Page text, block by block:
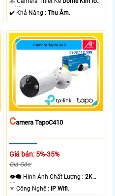
+ Nhựa.
️✔️ Khả Năng :Thu Âm.
CAmera TapoC410
Giá bán: 5%-35%
Giá Gốc:
👁️‍🗨 Hình Ành Chất Lượng :2K
Lite .
⚜️ Công Nghệ : IP Wifi.